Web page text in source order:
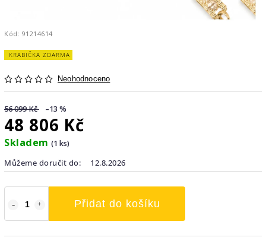
Kód: 91214614
KRABIČKA ZDARMA
Neohodnoceno
56 099 Kč –13 %
48 806 Kč
Skladem (1 ks)
Můžeme doručit do:
12.8.2026
Přidat do košíku